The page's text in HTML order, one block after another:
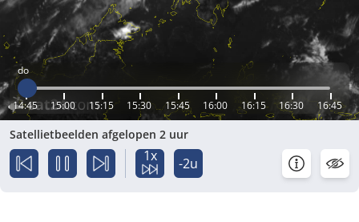
do
14:45 15:00 15:15 15:30 15:45 16:00 16:15 16:30 16:45
Satellietbeelden afgelopen 2 uur
1x -2u